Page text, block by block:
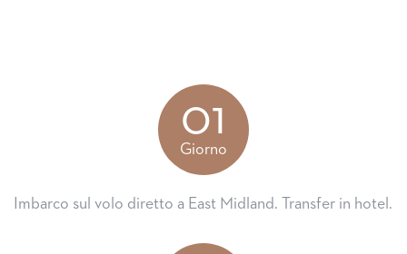
01
Giorno
Imbarco sul volo diretto a East Midland. Transfer in hotel.